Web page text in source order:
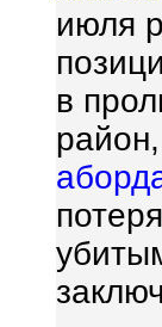
июля
в
район,